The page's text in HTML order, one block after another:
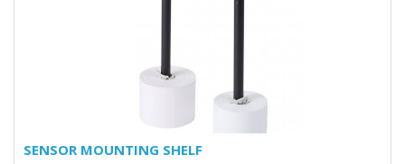
SENSOR MOUNTING SHELF